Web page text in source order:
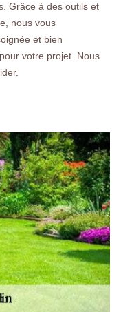
Grâce à des outils et
nous vous
et bien
votre projet. Nous